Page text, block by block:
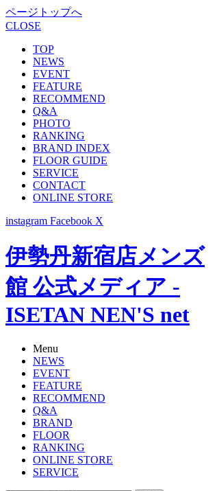
ページトップへ
CLOSE
TOP
NEWS
EVENT
FEATURE
RECOMMEND
Q&A
PHOTO
RANKING
BRAND INDEX
FLOOR GUIDE
SERVICE
CONTACT
ONLINE STORE
instagram Facebook X
伊勢丹新宿店メンズ
館 公式メディア -
ISETAN NEN'S net
Menu
NEWS
EVENT
FEATURE
RECOMMEND
Q&A
BRAND
FLOOR
RANKING
ONLINE STORE
SERVICE